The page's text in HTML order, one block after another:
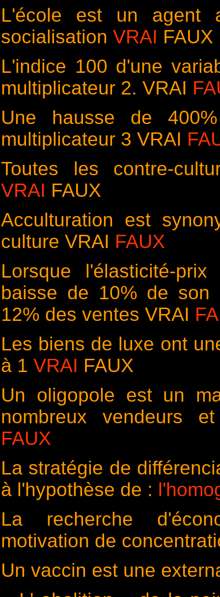
L'école est un agent
socialisation VRAI FAUX
L'indice 100 d'une
multiplicateur 2. VRAI
Une hausse de
multiplicateur 3 VRAI
Toutes les contre-
VRAI FAUX
Acculturation est
culture VRAI FAUX
Lorsque l'élasticité-
baisse de 10% de son
12% des ventes VRAI
Les biens de luxe ont
à 1 VRAI FAUX
Un oligopole est un
nombreux vendeurs
FAUX
La stratégie de
à l'hypothèse de :
La recherche
motivation de
Un vaccin est une